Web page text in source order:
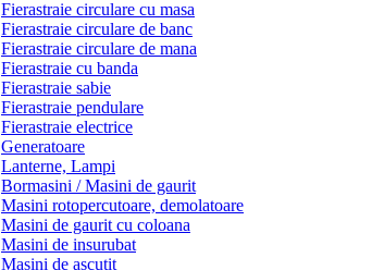
Fierastraie circulare cu masa
Fierastraie circulare de banc
Fierastraie circulare de mana
Fierastraie cu banda
Fierastraie sabie
Fierastraie pendulare
Fierastraie electrice
Generatoare
Lanterne, Lampi
Bormasini / Masini de gaurit
Masini rotopercutoare, demolatoare
Masini de gaurit cu coloana
Masini de insurubat
Masini de ascutit